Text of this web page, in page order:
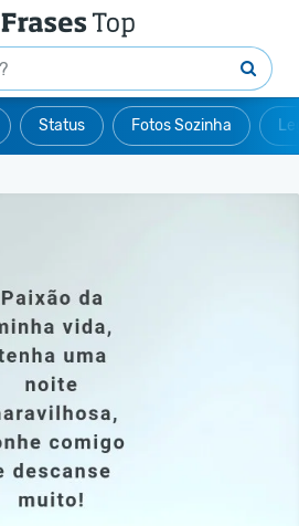
Status Fotos Sozinha